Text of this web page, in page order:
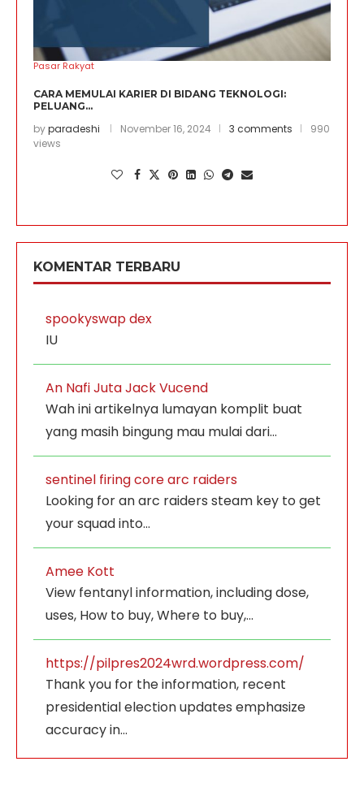
Pasar Rakyat
CARA MEMULAI KARIER DI BIDANG TEKNOLOGI:
PELUANG...
byparadeshi November 16, 2024 3 comments
990
views
KOMENTAR TERBARU
spookyswap dex
IU
An Nafi Juta Jack Vucend
Wah ini artikelnya lumayan komplit buat
yang masih bingung mau mulai dari…
sentinel firing core arc raiders
Looking for an arc raiders steam key to get
your squad into…
Amee Kott
View fentanyl information, including dose,
uses, How to buy, Where to buy,…
https://pilpres2024wrd.wordpress.com/
Thank you for the information, recent
presidential election updates emphasize
accuracy in…